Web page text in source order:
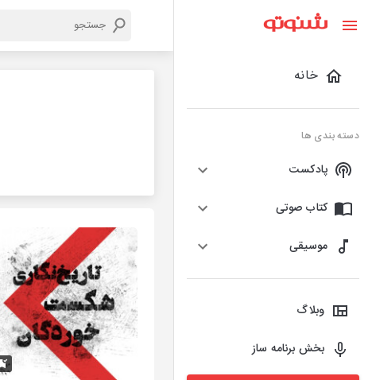
خانه
دسته بندی ها
پادکست
کتاب صوتی
موسیقی
وبلاگ
بخش برنامه ساز